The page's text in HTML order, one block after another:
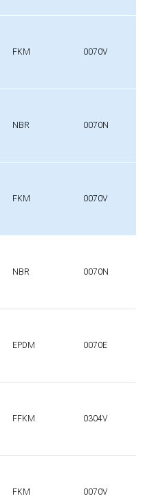
FKM 0070V
NBR 0070N
FKM 0070V
NBR 0070N
EPDM 0070E
FFKM 0304V
FKM 0070V